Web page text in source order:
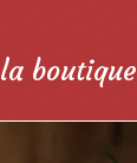
boutique